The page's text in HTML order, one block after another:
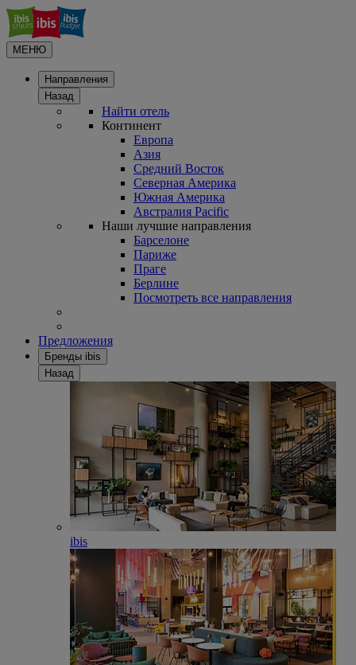
МЕНЮ
Направления
Назад
Найти отель
Континент
Европа
Азия
Средний Восток
Северная Америка
Южная Америка
Австралия Pacific
Наши лучшие направления
Барселоне
Париже
Праге
Берлине
Посмотреть все направления
Предложения
Бренды ibis
Назад
ibis